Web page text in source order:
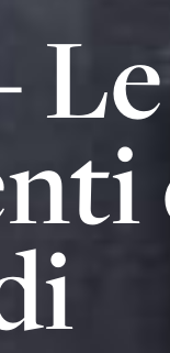
Le